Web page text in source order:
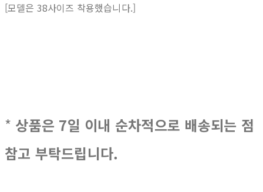
[모델은 38사이즈 착용했습니다.]
* 상품은 7일 이내 순차적으로 배송되는 점
참고 부탁드립니다.